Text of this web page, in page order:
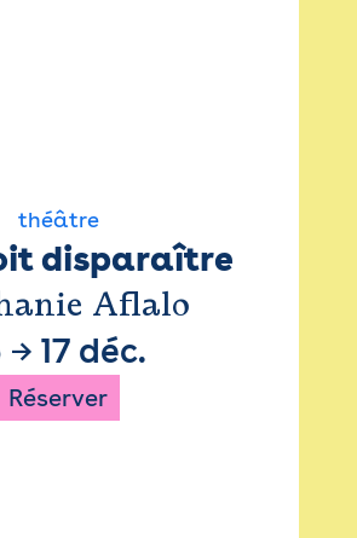
théâtre
disparaître
Aflalo
→ 17 déc.
Réserver